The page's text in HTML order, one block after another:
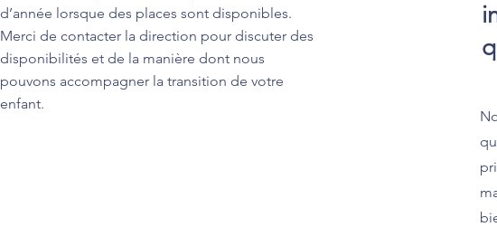
d’année lorsque des places sont disponibles.
Merci de contacter la direction pour discuter des
disponibilités et de la manière dont nous
pouvons accompagner la transition de votre
enfant.